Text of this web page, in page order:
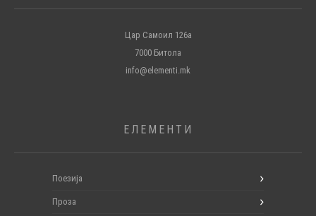
Цар Самоил 126а
7000 Битола
info@elementi.mk
ЕЛЕМЕНТИ
Поезија
Проза